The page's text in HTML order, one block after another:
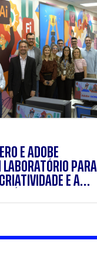
E ADOBE
LABORATÓRIO PARA
E A